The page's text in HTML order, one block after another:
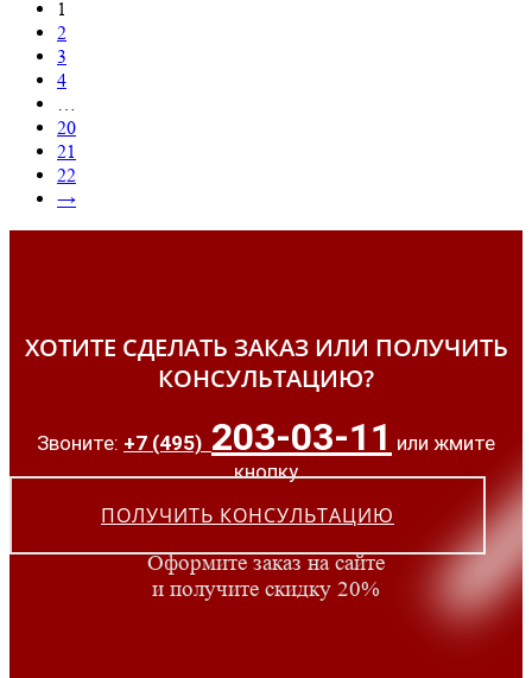
1
2
3
4
…
20
21
22
→
ХОТИТЕ СДЕЛАТЬ ЗАКАЗ ИЛИ ПОЛУЧИТЬ
КОНСУЛЬТАЦИЮ?
Звоните: +7 (495) 203-03-11 или жмите
кнопку
ПОЛУЧИТЬ КОНСУЛЬТАЦИЮ
Оформите заказ на сайте
и получите скидку 20%